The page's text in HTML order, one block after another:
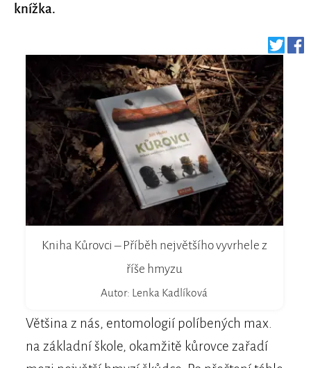
knížka.
Kniha Kůrovci – Příběh největšího vyvrhele z
říše hmyzu
Autor: Lenka Kadlíková
Většina z nás, entomologií políbených max.
na základní škole, okamžitě kůrovce zařadí